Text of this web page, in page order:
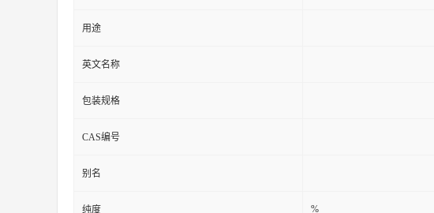
用途
英文名称
包装规格
CAS编号
别名
纯度 %